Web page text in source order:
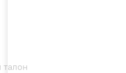
талон